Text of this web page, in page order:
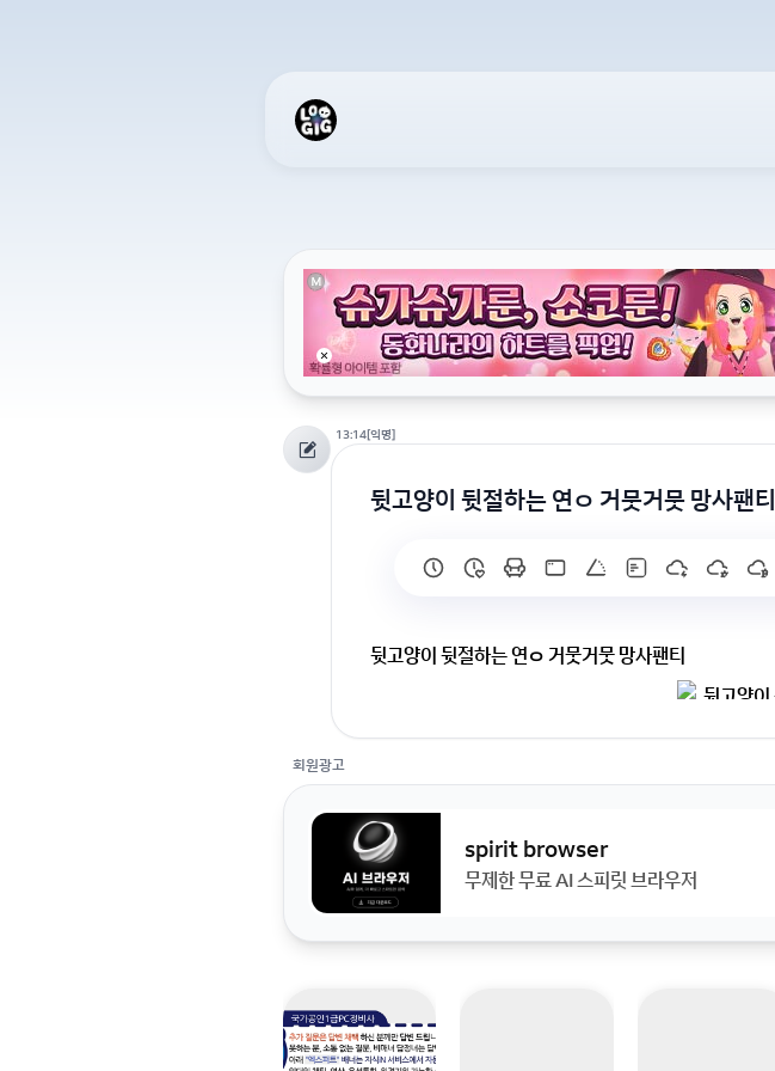
13:14[익명]
뒷고양이 뒷절하는 연ㅇ 거뭇거뭇 망사팬티
뒷고양이 뒷절하는 연ㅇ 거뭇거뭇 망사팬티
회원광고
spirit browser
무제한 무료 AI 스피릿 브라우저